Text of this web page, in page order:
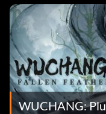
WUCHANG: